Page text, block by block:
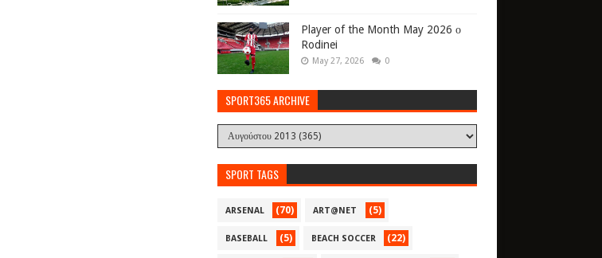
Player of the Month May 2026 ο
Rodinei
May 27, 2026 0
SPORT365 ARCHIVE
SPORT TAGS
ARSENAL (70) ART@NET (5)
BASEBALL (5) BEACH SOCCER (22)